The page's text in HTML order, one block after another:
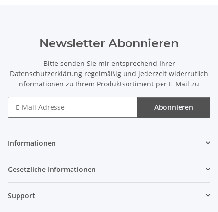
Newsletter Abonnieren
Bitte senden Sie mir entsprechend Ihrer
Datenschutzerklärung regelmäßig und jederzeit widerruflich
Informationen zu Ihrem Produktsortiment per E-Mail zu.
Abonnieren
Informationen
Gesetzliche Informationen
Support